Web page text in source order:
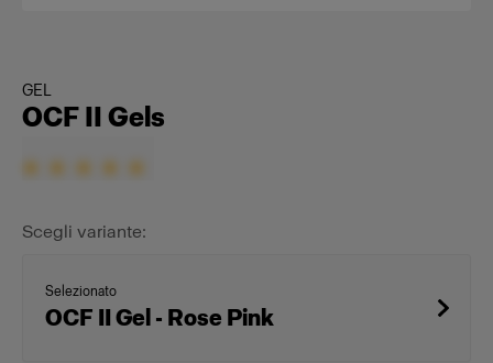
GEL
OCF II Gels
Scegli variante:
Selezionato
OCF II Gel - Rose Pink